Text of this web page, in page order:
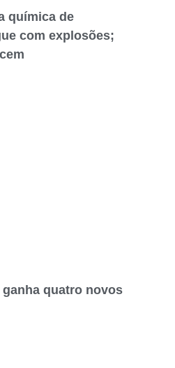
química de
com explosões;
quatro novos